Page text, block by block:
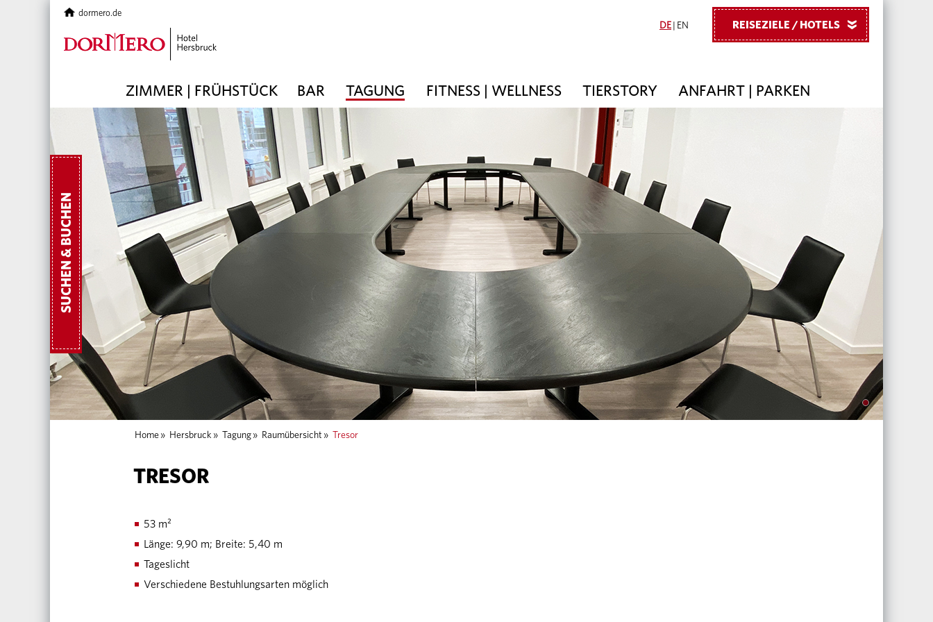
DE EN
ZIMMER | FRÜHSTÜCK BAR TAGUNG FITNESS | WELLNESS TIERSTORY ANFAHRT | PARKEN
dormero.de
REISEZIELE / HOTELS »
SUCHEN & BUCHEN
Home » Hersbruck » Tagung » Raumübersicht » Tresor
TRESOR
53 m²
Länge: 9,90 m; Breite: 5,40 m
Tageslicht
Verschiedene Bestuhlungsarten möglich